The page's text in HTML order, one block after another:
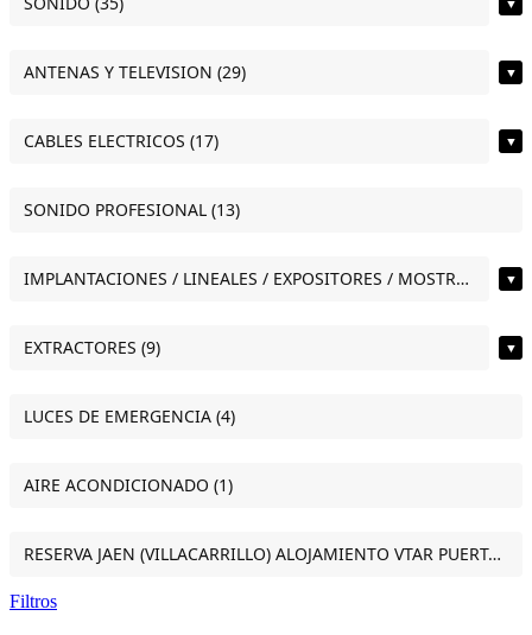
ANTENAS Y TELEVISION (29) ▼
CABLES ELECTRICOS (17) ▼
SONIDO PROFESIONAL (13)
IMPLANTACIONES / LINEALES / EXPOSITORES / MOSTRADORES (11) ▼
EXTRACTORES (9) ▼
LUCES DE EMERGENCIA (4)
AIRE ACONDICIONADO (1)
RESERVA JAEN (VILLACARRILLO) ALOJAMIENTO VTAR PUERTA DEL SOL ESTUDIO VILLACARRILLO (JAEN) (1)
Filtros